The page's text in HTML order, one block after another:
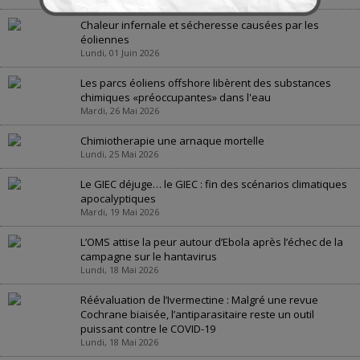
Chaleur infernale et sécheresse causées par les
éoliennes
Lundi, 01 Juin 2026
Les parcs éoliens offshore libèrent des substances
chimiques «préoccupantes» dans l'eau
Mardi, 26 Mai 2026
Chimiotherapie une arnaque mortelle
Lundi, 25 Mai 2026
Le GIEC déjuge… le GIEC : fin des scénarios climatiques
apocalyptiques
Mardi, 19 Mai 2026
L’OMS attise la peur autour d’Ebola après l’échec de la
campagne sur le hantavirus
Lundi, 18 Mai 2026
Réévaluation de l’Ivermectine : Malgré une revue
Cochrane biaisée, l’antiparasitaire reste un outil
puissant contre le COVID-19
Lundi, 18 Mai 2026